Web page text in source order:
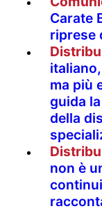
Carate
riprese
ma più
guida
della
non è